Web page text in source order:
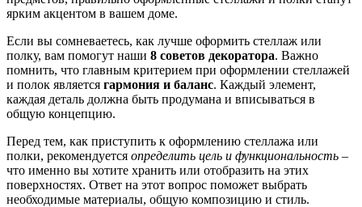
ярким акцентом в вашем доме.
Если вы сомневаетесь, как лучше оформить стеллаж или
полку, вам помогут наши 8 советов декоратора. Важно
помнить, что главным критерием при оформлении стеллажей
и полок является гармония и баланс. Каждый элемент,
каждая деталь должна быть продумана и вписываться в
общую концепцию.
Перед тем, как приступить к оформлению стеллажа или
полки, рекомендуется определить цель и функциональность –
что именно вы хотите хранить или отобразить на этих
поверхностях. Ответ на этот вопрос поможет выбрать
необходимые материалы, общую композицию и стиль.